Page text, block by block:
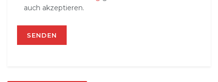
auch akzeptieren.